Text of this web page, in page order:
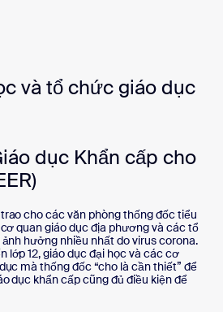
và tổ chức giáo dục
dục Khẩn cấp cho
cho các văn phòng thống đốc tiểu
quan giáo dục địa phương và các tổ
hưởng nhiều nhất do virus corona.
lớp 12, giáo dục đại học và các cơ
mà thống đốc “cho là cần thiết” để
dục khẩn cấp cũng đủ điều kiện để